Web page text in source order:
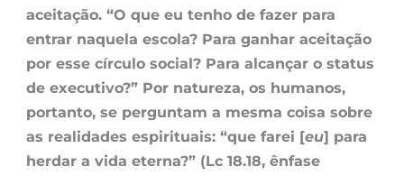
aceitação. “O que eu tenho de fazer para
entrar naquela escola? Para ganhar aceitação
por esse círculo social? Para alcançar o status
de executivo?” Por natureza, os humanos,
portanto, se perguntam a mesma coisa sobre
as realidades espirituais: “que farei [eu] para
herdar a vida eterna?” (Lc 18.18, ênfase